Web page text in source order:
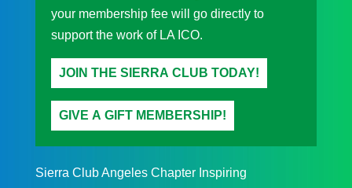
your membership fee will go directly to
support the work of LA ICO.
JOIN THE SIERRA CLUB TODAY!
GIVE A GIFT MEMBERSHIP!
Sierra Club Angeles Chapter Inspiring